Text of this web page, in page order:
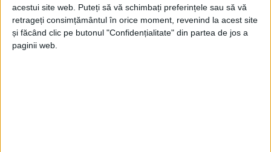
acestui site web. Puteți să vă schimbați preferințele sau să vă
retrageți consimțământul în orice moment, revenind la acest site
și făcând clic pe butonul "Confidențialitate" din partea de jos a
paginii web.
Articolesimilare